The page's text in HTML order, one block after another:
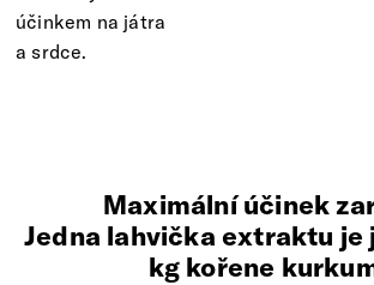
účinkem na játra
a srdce.
Maximální účinek
Jedna lahvička extraktu je
kg kořene